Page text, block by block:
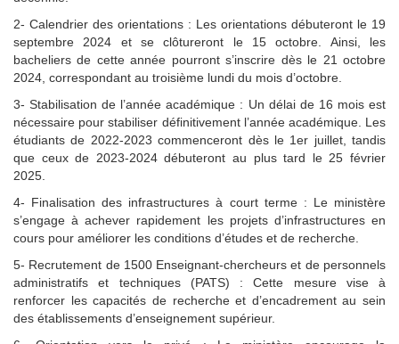
2- Calendrier des orientations : Les orientations débuteront le 19
septembre 2024 et se clôtureront le 15 octobre. Ainsi, les
bacheliers de cette année pourront s’inscrire dès le 21 octobre
2024, correspondant au troisième lundi du mois d’octobre.
3- Stabilisation de l’année académique : Un délai de 16 mois est
nécessaire pour stabiliser définitivement l’année académique. Les
étudiants de 2022-2023 commenceront dès le 1er juillet, tandis
que ceux de 2023-2024 débuteront au plus tard le 25 février
2025.
4- Finalisation des infrastructures à court terme : Le ministère
s’engage à achever rapidement les projets d’infrastructures en
cours pour améliorer les conditions d’études et de recherche.
5- Recrutement de 1500 Enseignant-chercheurs et de personnels
administratifs et techniques (PATS) : Cette mesure vise à
renforcer les capacités de recherche et d’encadrement au sein
des établissements d’enseignement supérieur.